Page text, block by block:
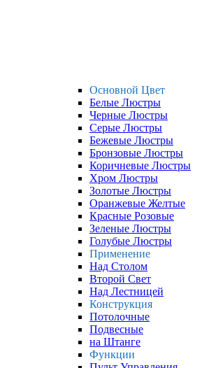
Основной Цвет
Белые Люстры
Черные Люстры
Серые Люстры
Бежевые Люстры
Бронзовые Люстры
Коричневые Люстры
Хром Люстры
Золотые Люстры
Оранжевые Желтые
Красные Розовые
Зеленые Люстры
Голубые Люстры
Применение
Над Столом
Второй Свет
Над Лестницей
Конструкция
Потолочные
Подвесные
на Штанге
Функции